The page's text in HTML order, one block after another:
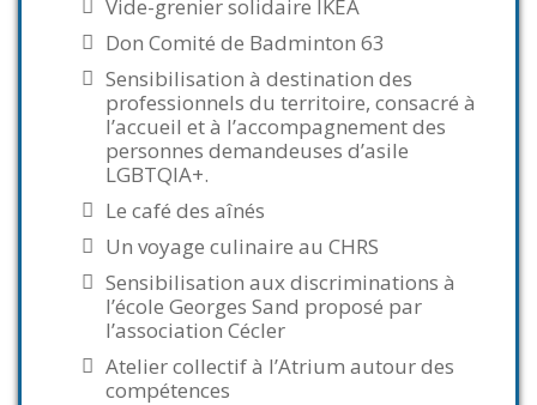
Vide-grenier solidaire IKEA
Don Comité de Badminton 63
Sensibilisation à destination des
professionnels du territoire, consacré à
l’accueil et à l’accompagnement des
personnes demandeuses d’asile
LGBTQIA+.
Le café des aînés
Un voyage culinaire au CHRS
Sensibilisation aux discriminations à
l’école Georges Sand proposé par
l’association Cécler
Atelier collectif à l’Atrium autour des
compétences